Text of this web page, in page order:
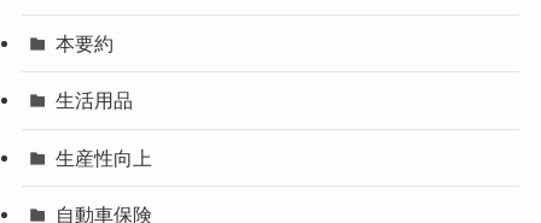
本要約
生活用品
生産性向上
自動車保険